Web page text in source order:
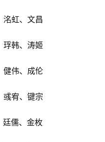
洺虹、文昌
琈韩、涛姬
健伟、成伦
彧宥、键宗
廷儒、金枚